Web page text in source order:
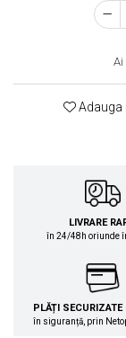
Ai
Adauga
LIVRARE
în 24/48h oriunde
PLĂȚI SECURIZATE
în siguranță, prin